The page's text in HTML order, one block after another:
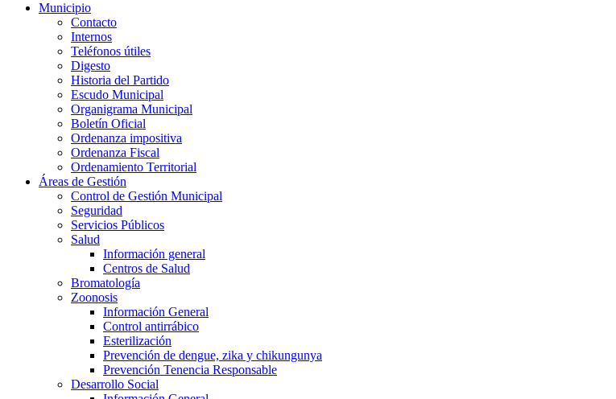
Municipio
Contacto
Internos
Teléfonos útiles
Digesto
Historia del Partido
Escudo Municipal
Organigrama Municipal
Boletín Oficial
Ordenanza impositiva
Ordenanza Fiscal
Ordenamiento Territorial
Áreas de Gestión
Control de Gestión Municipal
Seguridad
Servicios Públicos
Salud
Información general
Centros de Salud
Bromatología
Zoonosis
Información General
Control antirrábico
Esterilización
Prevención de dengue, zika y chikungunya
Prevención Tenencia Responsable
Desarrollo Social